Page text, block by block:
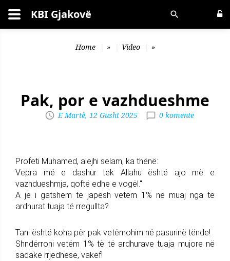
Kërko KBI Gjakovë
Home » Video »
Pak, por e vazhdueshme
E Martë, 12 Gusht 2025 0 komente
Profeti Muhamed, alejhi selam, ka thënë:
Vepra më e dashur tek Allahu është ajo më e
vazhdueshmja, qoftë edhe e vogël."
A je i gatshem të japësh vetëm 1% në muaj nga të
ardhurat tuaja të rregullta?
Tani është koha për pak vetëmohim në pasurinë tënde!
Shndërroni vetëm 1% të të ardhurave tuaja mujore në
sadakë rrjedhëse, vakëf!